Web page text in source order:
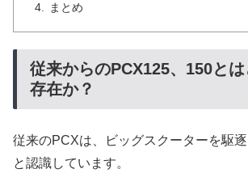
まとめ
従来からのPCX125、150と
存在か？
従来のPCXは、ビッグスクーターを駆
と認識しています。